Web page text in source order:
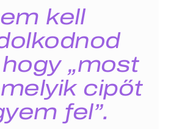
kell
„most
cipőt
fel”.